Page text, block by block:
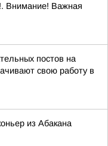
Внимание! Важная
постов на
свою работу в
из Абакана